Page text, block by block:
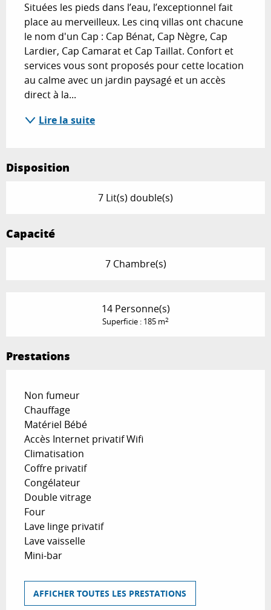
Situées les pieds dans l’eau, l’exceptionnel fait
place au merveilleux. Les cinq villas ont chacune
le nom d'un Cap : Cap Bénat, Cap Nègre, Cap
Lardier, Cap Camarat et Cap Taillat. Confort et
services vous sont proposés pour cette location
au calme avec un jardin paysagé et un accès
direct à la...
Lire la suite
Disposition
7 Lit(s) double(s)
Capacité
7 Chambre(s)
14 Personne(s)
Superficie : 185 m2
Prestations
Non fumeur
Chauffage
Matériel Bébé
Accès Internet privatif Wifi
Climatisation
Coffre privatif
Congélateur
Double vitrage
Four
Lave linge privatif
Lave vaisselle
Mini-bar
AFFICHER TOUTES LES PRESTATIONS